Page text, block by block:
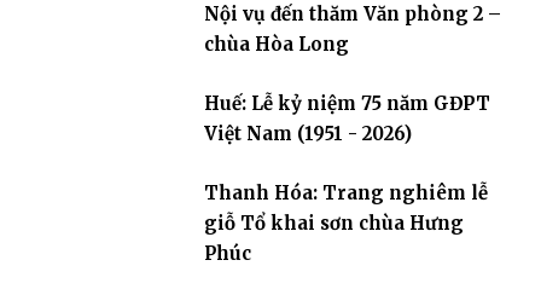
Nội vụ đến thăm Văn phòng 2 –
chùa Hòa Long
Huế: Lễ kỷ niệm 75 năm GĐPT
Việt Nam (1951 - 2026)
Thanh Hóa: Trang nghiêm lễ
giỗ Tổ khai sơn chùa Hưng
Phúc